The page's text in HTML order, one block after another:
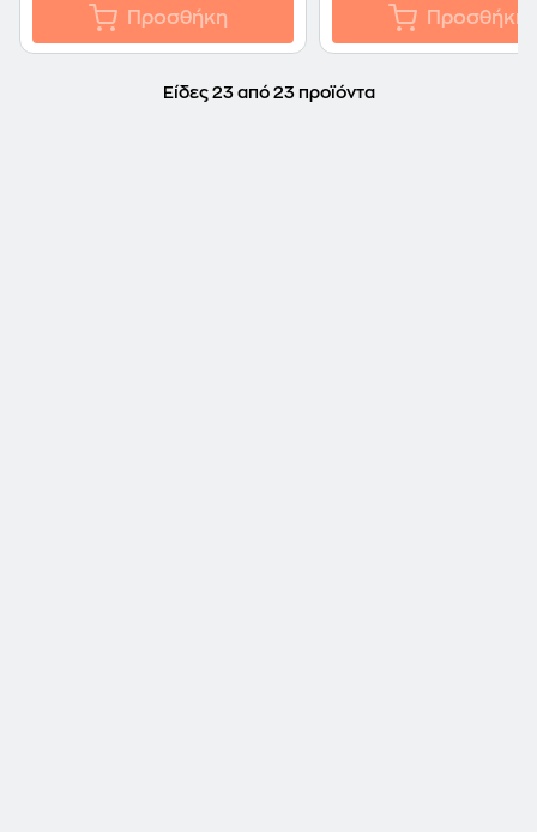
Προσθήκη Προσθήκη
Είδες 23 από 23 προϊόντα